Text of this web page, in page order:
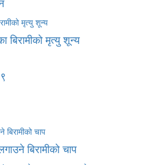
बिरामीको मृत्यु शून्य
बिरामीको चाप